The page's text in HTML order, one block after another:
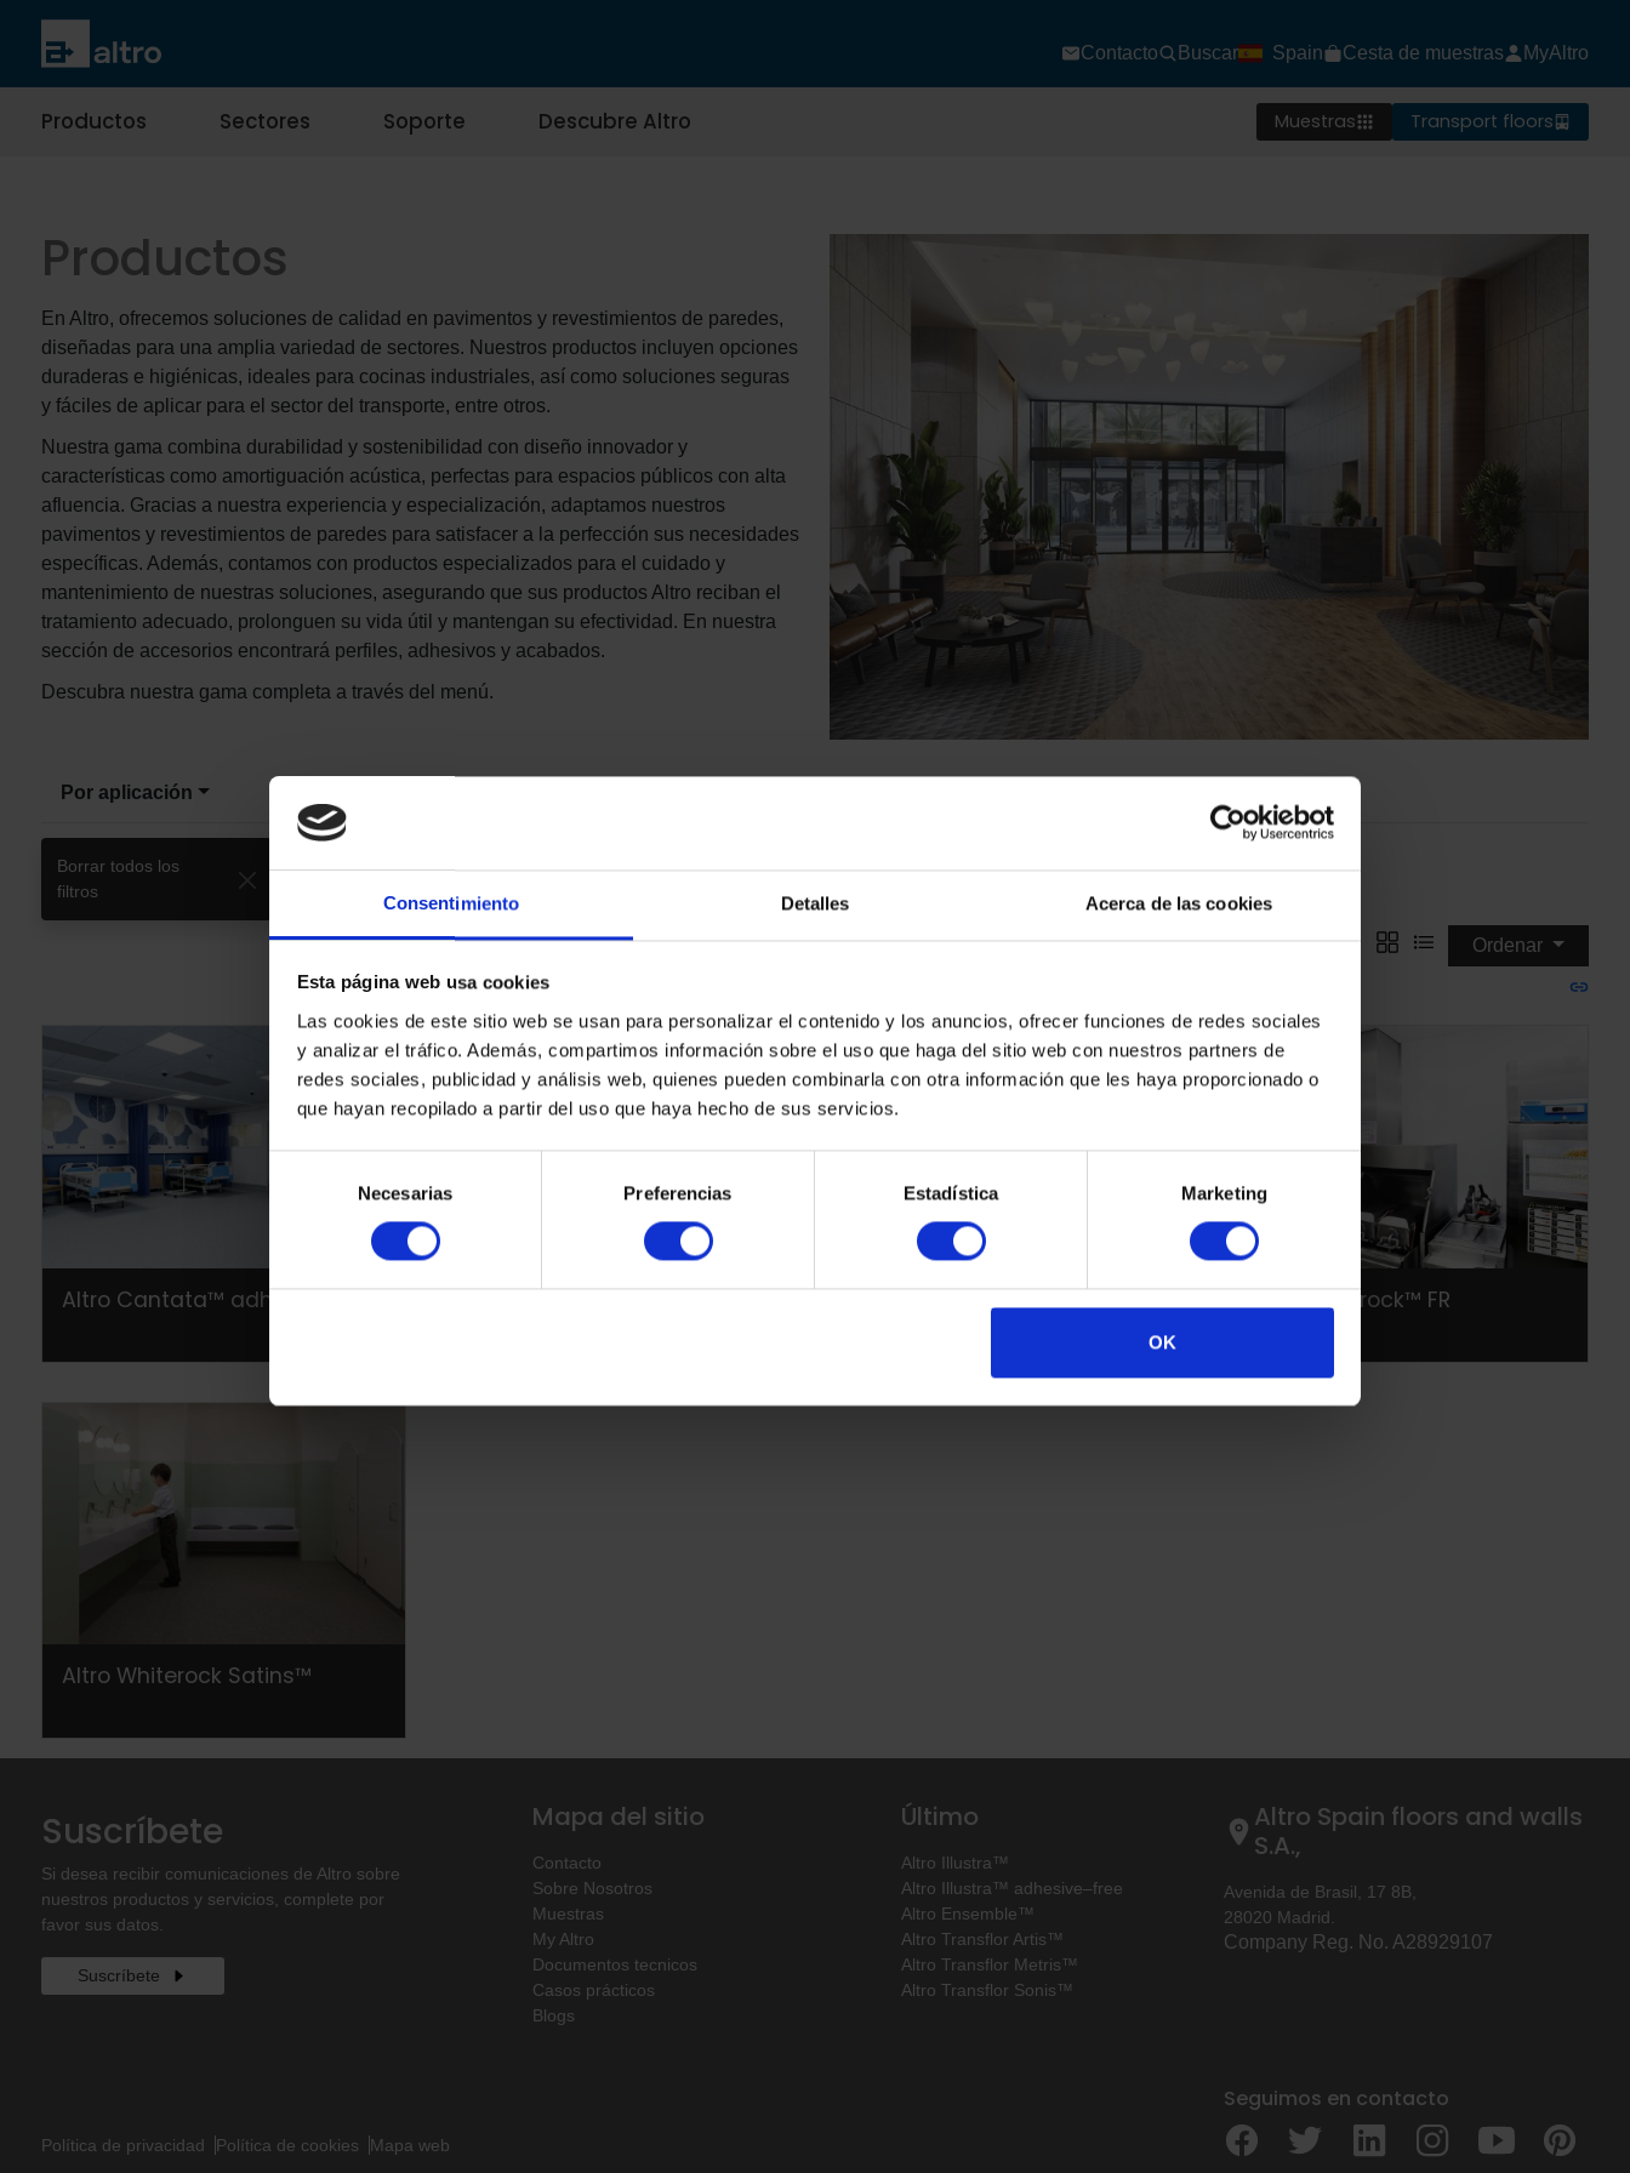
Consentimiento Detalles Acerca de las cookies
Esta página web usa cookies
Las cookies de este sitio web se usan para personalizar el contenido y los anuncios, ofrecer funciones de redes sociales
y analizar el tráfico. Además, compartimos información sobre el uso que haga del sitio web con nuestros partners de
redes sociales, publicidad y análisis web, quienes pueden combinarla con otra información que les haya proporcionado o
que hayan recopilado a partir del uso que haya hecho de sus servicios.
consentimiento
Necesarias Preferencias Estadística Marketing
OK
Contacto Buscar Spain Cesta de muestras MyAltro
Productos Sectores Soporte Descubre Altro Muestras Transport floors
Productos
En Altro, ofrecemos soluciones de calidad en pavimentos y revestimientos de paredes,
diseñadas para una amplia variedad de sectores. Nuestros productos incluyen opciones
duraderas e higiénicas, ideales para cocinas industriales, así como soluciones seguras
y fáciles de aplicar para el sector del transporte, entre otros.
Nuestra gama combina durabilidad y sostenibilidad con diseño innovador y
características como amortiguación acústica, perfectas para espacios públicos con alta
afluencia. Gracias a nuestra experiencia y especialización, adaptamos nuestros
pavimentos y revestimientos de paredes para satisfacer a la perfección sus necesidades
específicas. Además, contamos con productos especializados para el cuidado y
mantenimiento de nuestras soluciones, asegurando que sus productos Altro reciban el
tratamiento adecuado, prolonguen su vida útil y mantengan su efectividad. En nuestra
sección de accesorios encontrará perfiles, adhesivos y acabados.
Descubra nuestra gama completa a través del menú.
Por aplicación
Borrar todos los
filtros
Salas y áreas
Ordenar
Altro Cantata™ adhesive‐free Altro Whiterock™ FR
Altro Whiterock Satins™
Suscríbete
Si desea recibir comunicaciones de Altro sobre
nuestros productos y servicios, complete por
favor sus datos.
Suscríbete
Mapa del sitio
Contacto
Sobre Nosotros
Muestras
My Altro
Documentos tecnicos
Casos prácticos
Blogs
Último
Altro Illustra™
Altro Illustra™ adhesive–free
Altro Ensemble™
Altro Transflor Artis™
Altro Transflor Metris™
Altro Transflor Sonis™
Altro Spain floors and walls
S.A.,
Avenida de Brasil, 17 8B,
28020 Madrid.
Company Reg. No. A28929107
Política de privacidad Política de cookies Mapa web
Seguimos en contacto